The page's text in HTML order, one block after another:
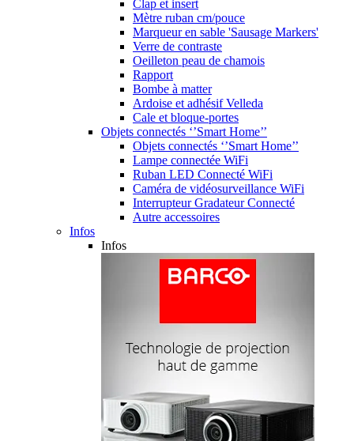
Clap et insert
Mètre ruban cm/pouce
Marqueur en sable 'Sausage Markers'
Verre de contraste
Oeilleton peau de chamois
Rapport
Bombe à matter
Ardoise et adhésif Velleda
Cale et bloque-portes
Objets connectés ‘’Smart Home’’
Objets connectés ‘’Smart Home’’
Lampe connectée WiFi
Ruban LED Connecté WiFi
Caméra de vidéosurveillance WiFi
Interrupteur Gradateur Connecté
Autre accessoires
Infos
Infos